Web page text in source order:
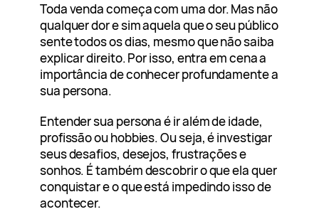
Toda venda começa com uma dor. Mas não
qualquer dor e sim aquela que o seu público
sente todos os dias, mesmo que não saiba
explicar direito. Por isso, entra em cena a
importância de conhecer profundamente a
sua persona.
Entender sua persona é ir além de idade,
profissão ou hobbies. Ou seja, é investigar
seus desafios, desejos, frustrações e
sonhos. É também descobrir o que ela quer
conquistar e o que está impedindo isso de
acontecer.